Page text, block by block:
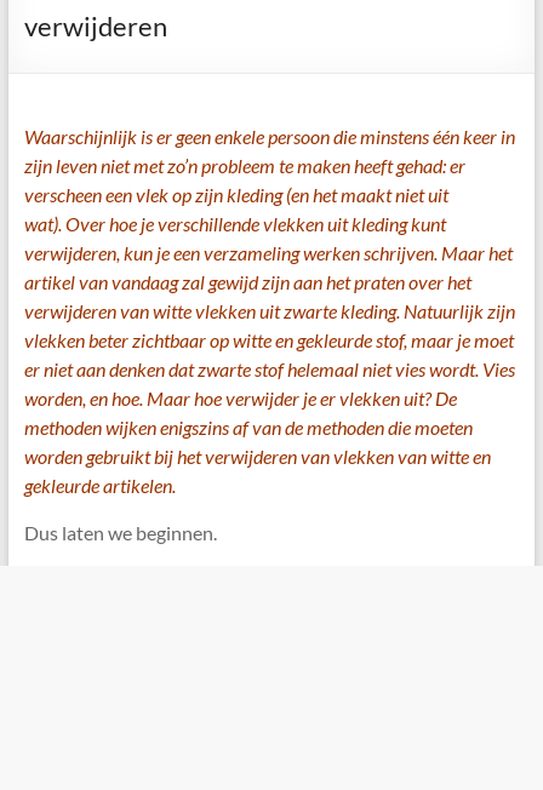
verwijderen
Waarschijnlijk is er geen enkele persoon die minstens één keer in
zijn leven niet met zo’n probleem te maken heeft gehad: er
verscheen een vlek op zijn kleding (en het maakt niet uit
wat). Over hoe je verschillende vlekken uit kleding kunt
verwijderen, kun je een verzameling werken schrijven. Maar het
artikel van vandaag zal gewijd zijn aan het praten over het
verwijderen van witte vlekken uit zwarte kleding. Natuurlijk zijn
vlekken beter zichtbaar op witte en gekleurde stof, maar je moet
er niet aan denken dat zwarte stof helemaal niet vies wordt. Vies
worden, en hoe. Maar hoe verwijder je er vlekken uit? De
methoden wijken enigszins af van de methoden die moeten
worden gebruikt bij het verwijderen van vlekken van witte en
gekleurde artikelen.
Dus laten we beginnen.